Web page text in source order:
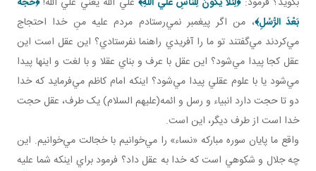
بَعْدَ الرُّسُلِ﴾، من اگر پيغمبر نمي‌رستادم مردم عليه منِ خدا احتجاج
مي‌کردند مي‌گفتند تو ما را آفريدي راهنما نفرستادي؟ اين عقل است اين
عقل کجا پيدا مي‌شود؟ اين عقل با عرف و بناي عقلا و با لغت و اينها پيدا
مي‌شود يا با علوم عقلي پيدا مي‌شود؟ اينکه امام کاظم مي‌فرمايد که خدا
دو تا حجت دارد انبياء و رسل و ائمه(عليهم السلام) يک طرف، عقل حجت
خدا است از طرف ديگر، اين است.
واقع ما پايان سوره مبارکه «نساء» را مي‌خوانيم با خجالت مي‌خوانيم. اين
چه جلال و شکوهي است که خدا به عقل داد؟ فرمود براي اينکه شما عليه